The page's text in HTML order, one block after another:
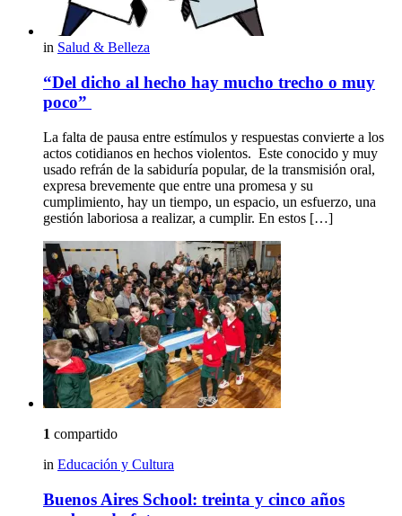
in Salud & Belleza
“Del dicho al hecho hay mucho trecho o muy
poco”
La falta de pausa entre estímulos y respuestas convierte a los
actos cotidianos en hechos violentos. Este conocido y muy
usado refrán de la sabiduría popular, de la transmisión oral,
expresa brevemente que entre una promesa y su
cumplimiento, hay un tiempo, un espacio, un esfuerzo, una
gestión laboriosa a realizar, a cumplir. En estos […]
1 compartido
in Educación y Cultura
Buenos Aires School: treinta y cinco años